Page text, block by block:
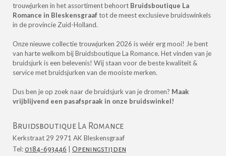
trouwjurken in het assortiment behoort Bruidsboutique La
Romance in Bleskensgraaftot de meest exclusieve bruidswinkels
in de provincie Zuid-Holland.
Onze nieuwe collectie trouwjurken 2026 is wéér erg mooi! Je bent
van harte welkom bij Bruidsboutique La Romance. Het vinden van je
bruidsjurk is een belevenis! Wij staan voor de beste kwaliteit &
service met bruidsjurken van de mooiste merken.
Dus ben je op zoek naar de bruidsjurk van je dromen? Maak
vrijblijvend een pasafspraak in onze bruidswinkel!
Bruidsboutique La Romance
Kerkstraat 29 2971 AK Bleskensgraaf
Tel:0184-693446
Openingstijden